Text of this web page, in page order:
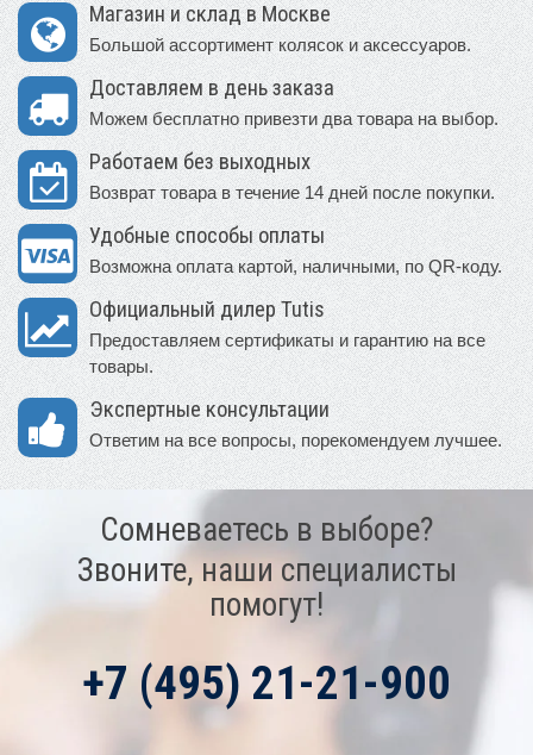
Магазин и склад в Москве
Большой ассортимент колясок и аксессуаров.
Доставляем в день заказа
Можем бесплатно привезти два товара на выбор.
Работаем без выходных
Возврат товара в течение 14 дней после покупки.
Удобные способы оплаты
Возможна оплата картой, наличными, по QR-коду.
Официальный дилер Tutis
Предоставляем сертификаты и гарантию на все
товары.
Экспертные консультации
Ответим на все вопросы, порекомендуем лучшее.
Сомневаетесь в выборе?
Звоните, наши специалисты
помогут!
+7 (495) 21-21-900